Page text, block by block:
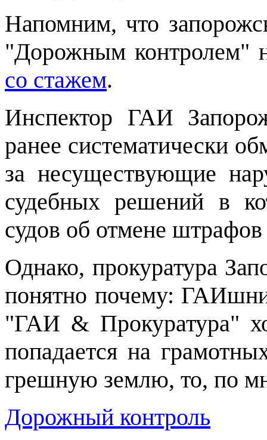
Напомним, что
"Дорожным контролем"
со стажем.
Инспектор ГАИ
ранее систематически
за несуществующие
судебных решений в
судов об отмене
Однако, прокуратура
понятно почему:
"ГАИ & Прокуратура"
попадается на
грешную землю, то, по
Дорожный контроль